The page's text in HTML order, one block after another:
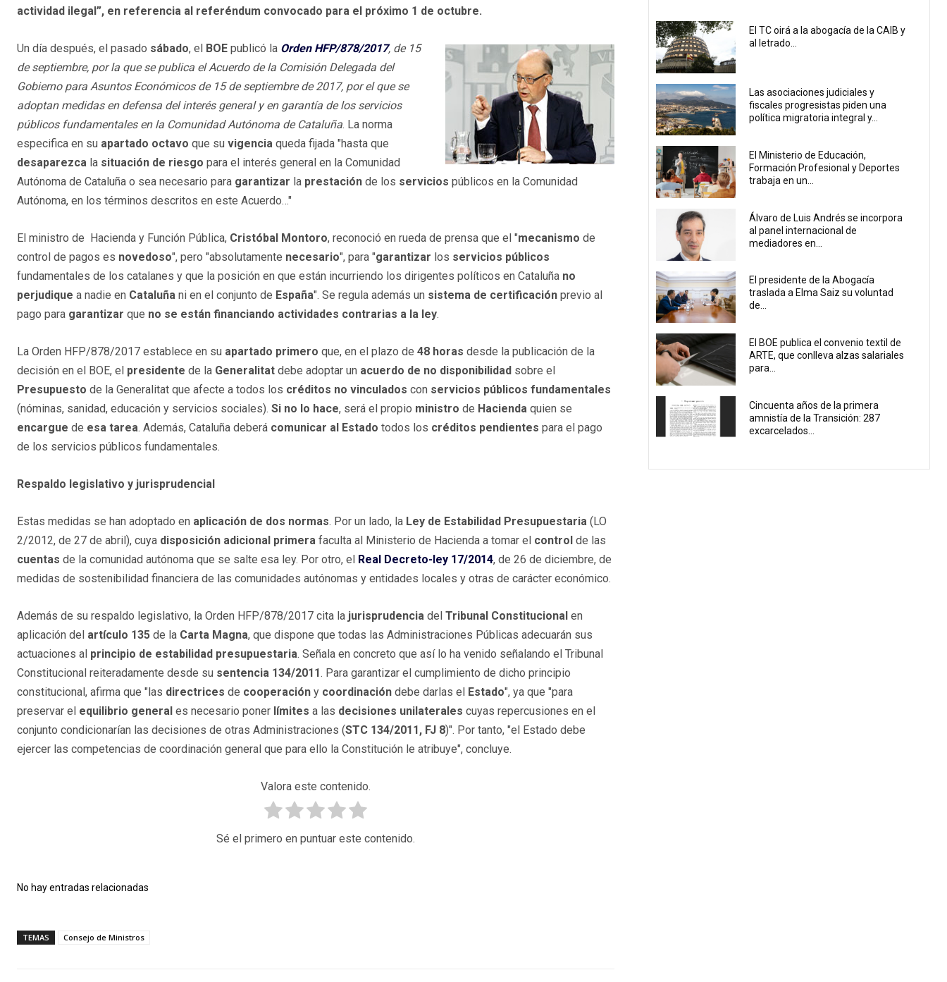
actividad ilegal”, en referencia al referéndum convocado para el próximo 1 de octubre.
Un día después, el pasado sábado, el BOE publicó la Orden HFP/878/2017, de 15
de septiembre, por la que se publica el Acuerdo de la Comisión Delegada del
Gobierno para Asuntos Económicos de 15 de septiembre de 2017, por el que se
adoptan medidas en defensa del interés general y en garantía de los servicios
públicos fundamentales en la Comunidad Autónoma de Cataluña. La norma
especifica en su apartado octavo que su vigencia queda fijada "hasta que
desaparezca la situación de riesgo para el interés general en la Comunidad
Autónoma de Cataluña o sea necesario para garantizar la prestación de los servicios públicos en la Comunidad
Autónoma, en los términos descritos en este Acuerdo…"
El ministro de Hacienda y Función Pública, Cristóbal Montoro, reconoció en rueda de prensa que el "mecanismo de
control de pagos es novedoso", pero "absolutamente necesario", para "garantizar los servicios públicos
fundamentales de los catalanes y que la posición en que están incurriendo los dirigentes políticos en Cataluña no
perjudique a nadie en Cataluña ni en el conjunto de España". Se regula además un sistema de certificación previo al
pago para garantizar que no se están financiando actividades contrarias a la ley.
La Orden HFP/878/2017 establece en su apartado primero que, en el plazo de 48 horas desde la publicación de la
decisión en el BOE, el presidente de la Generalitat debe adoptar un acuerdo de no disponibilidad sobre el
Presupuesto de la Generalitat que afecte a todos los créditos no vinculados con servicios públicos fundamentales
(nóminas, sanidad, educación y servicios sociales). Si no lo hace, será el propio ministro de Hacienda quien se
encargue de esa tarea. Además, Cataluña deberá comunicar al Estado todos los créditos pendientes para el pago
de los servicios públicos fundamentales.
Respaldo legislativo y jurisprudencial
Estas medidas se han adoptado en aplicación de dos normas. Por un lado, la Ley de Estabilidad Presupuestaria (LO
2/2012, de 27 de abril), cuya disposición adicional primera faculta al Ministerio de Hacienda a tomar el control de las
cuentas de la comunidad autónoma que se salte esa ley. Por otro, el Real Decreto-ley 17/2014, de 26 de diciembre, de
medidas de sostenibilidad financiera de las comunidades autónomas y entidades locales y otras de carácter económico.
Además de su respaldo legislativo, la Orden HFP/878/2017 cita la jurisprudencia del Tribunal Constitucional en
aplicación del artículo 135 de la Carta Magna, que dispone que todas las Administraciones Públicas adecuarán sus
actuaciones al principio de estabilidad presupuestaria. Señala en concreto que así lo ha venido señalando el Tribunal
Constitucional reiteradamente desde su sentencia 134/2011. Para garantizar el cumplimiento de dicho principio
constitucional, afirma que "las directrices de cooperación y coordinación debe darlas el Estado", ya que "para
preservar el equilibrio general es necesario poner límites a las decisiones unilaterales cuyas repercusiones en el
conjunto condicionarían las decisiones de otras Administraciones (STC 134/2011, FJ 8)". Por tanto, "el Estado debe
ejercer las competencias de coordinación general que para ello la Constitución le atribuye", concluye.
Valora este contenido.
Sé el primero en puntuar este contenido.
No hay entradas relacionadas
TEMAS Consejo de Ministros
El TC oirá a la abogacía de la CAIB y
al letrado...
Las asociaciones judiciales y
fiscales progresistas piden una
política migratoria integral y...
El Ministerio de Educación,
Formación Profesional y Deportes
trabaja en un...
Álvaro de Luis Andrés se incorpora
al panel internacional de
mediadores en...
El presidente de la Abogacía
traslada a Elma Saiz su voluntad
de...
El BOE publica el convenio textil de
ARTE, que conlleva alzas salariales
para...
Cincuenta años de la primera
amnistía de la Transición: 287
excarcelados...